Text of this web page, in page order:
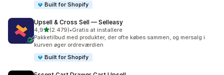
Built for Shopify
Upsell & Cross Sell — Selleasy
4,9ud af 5 stjerner
(2.479)
2479 anmeldelser i alt
•Gratis at installere
Pakketilbud med produkter, der ofte købes sammen, og mersalg i
kurven øger ordreværdien
Built for Shopify